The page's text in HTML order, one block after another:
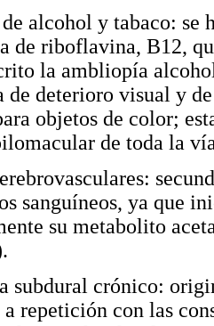
alcohol y tabaco: se
de riboflavina, B12,
la ambliopía
de deterioro visual y
objetos de color;
de toda la
sanguíneos, ya que
su metabolito
subdural crónico:
a repetición con las